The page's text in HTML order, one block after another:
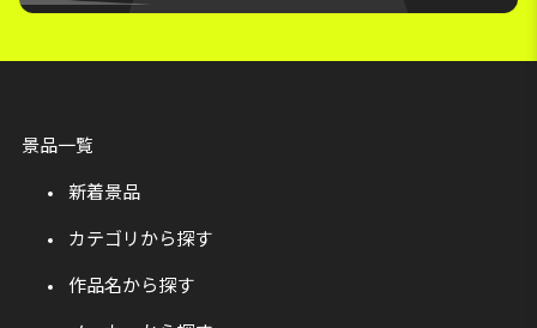
景品一覧
新着景品
カテゴリから探す
作品名から探す